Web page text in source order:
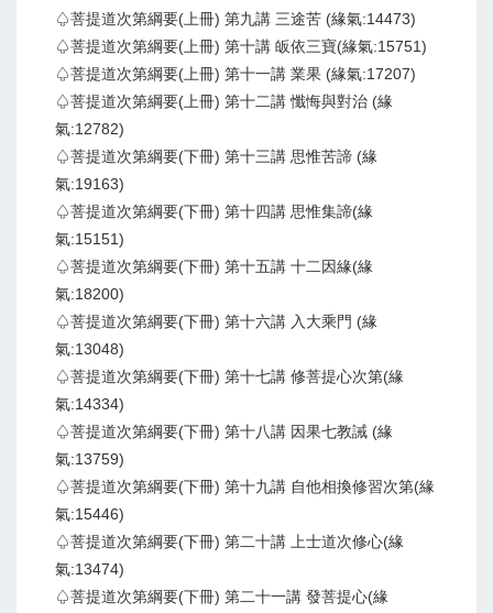
♤菩提道次第綱要(上冊) 第九講 三途苦 (緣氣:14473)
♤菩提道次第綱要(上冊) 第十講 皈依三寶(緣氣:15751)
♤菩提道次第綱要(上冊) 第十一講 業果 (緣氣:17207)
♤菩提道次第綱要(上冊) 第十二講 懺悔與對治 (緣
氣:12782)
♤菩提道次第綱要(下冊) 第十三講 思惟苦諦 (緣
氣:19163)
♤菩提道次第綱要(下冊) 第十四講 思惟集諦(緣
氣:15151)
♤菩提道次第綱要(下冊) 第十五講 十二因緣(緣
氣:18200)
♤菩提道次第綱要(下冊) 第十六講 入大乘門 (緣
氣:13048)
♤菩提道次第綱要(下冊) 第十七講 修菩提心次第(緣
氣:14334)
♤菩提道次第綱要(下冊) 第十八講 因果七教誡 (緣
氣:13759)
♤菩提道次第綱要(下冊) 第十九講 自他相換修習次第(緣
氣:15446)
♤菩提道次第綱要(下冊) 第二十講 上士道次修心(緣
氣:13474)
♤菩提道次第綱要(下冊) 第二十一講 發菩提心(緣